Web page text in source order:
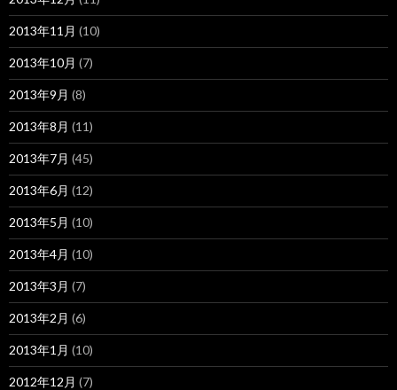
2013年11月 (10)
2013年10月 (7)
2013年9月 (8)
2013年8月 (11)
2013年7月 (45)
2013年6月 (12)
2013年5月 (10)
2013年4月 (10)
2013年3月 (7)
2013年2月 (6)
2013年1月 (10)
2012年12月 (7)